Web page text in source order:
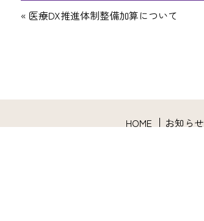
« 医療DX推進体制整備加算について
HOME お知らせ